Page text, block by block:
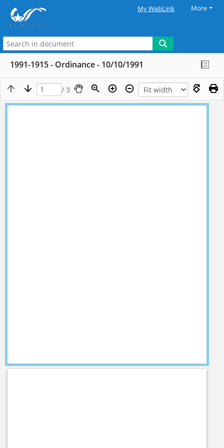
My WebLink More
1991-1915 - Ordinance - 10/10/1991
/ 3